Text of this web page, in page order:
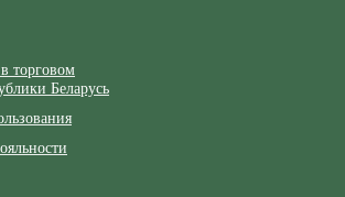
торговом
Беларусь